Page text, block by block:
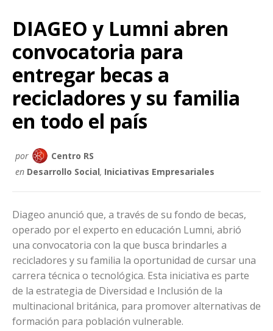
DIAGEO y Lumni abren
convocatoria para
entregar becas a
recicladores y su familia
en todo el país
por
Centro RS
en Desarrollo Social, Iniciativas Empresariales
Diageo anunció que, a través de su fondo de becas,
operado por el experto en educación Lumni, abrió
una convocatoria con la que busca brindarles a
recicladores y su familia la oportunidad de cursar una
carrera técnica o tecnológica. Esta iniciativa es parte
de la estrategia de Diversidad e Inclusión de la
multinacional británica, para promover alternativas de
formación para población vulnerable.